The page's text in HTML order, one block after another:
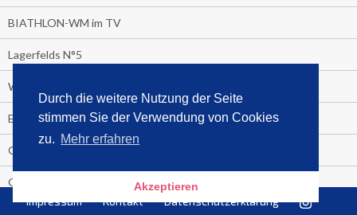
Durch die weitere Nutzung der Seite
stimmen Sie der Verwendung von Cookies
zu. Mehr erfahren
Akzeptieren
BIATHLON-WM im TV
Lagerfelds N°5
Wer schaut täglich fast sieben Stunden Fernsehen?
Es Pilchert allerorten
Geheime Promi-Bücher-Bestenliste
Gratis-E-Book-Aktionen
Impressum Kontakt Datenschutzerklärung